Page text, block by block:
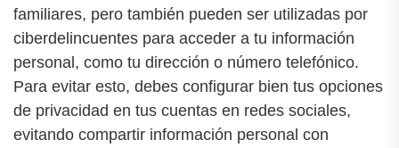
familiares, pero también pueden ser utilizadas por
ciberdelincuentes para acceder a tu información
personal, como tu dirección o número telefónico.
Para evitar esto, debes configurar bien tus opciones
de privacidad en tus cuentas en redes sociales,
evitando compartir información personal con